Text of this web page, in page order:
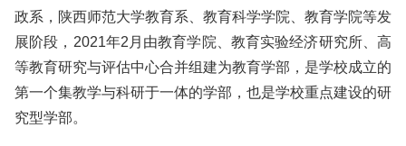
政系，陕西师范大学教育系、教育科学学院、教育学院等发
展阶段，2021年2月由教育学院、教育实验经济研究所、高
等教育研究与评估中心合并组建为教育学部，是学校成立的
第一个集教学与科研于一体的学部，也是学校重点建设的研
究型学部。